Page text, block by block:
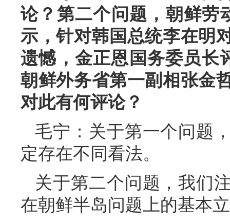
论？第二个问题，朝鲜劳
示，针对韩国总统李在明
遗憾，金正恩国务委员长
朝鲜外务省第一副相张金
对此有何评论？
毛宁：关于第一个问题
定存在不同看法。
关于第二个问题，我们
在朝鲜半岛问题上的基本